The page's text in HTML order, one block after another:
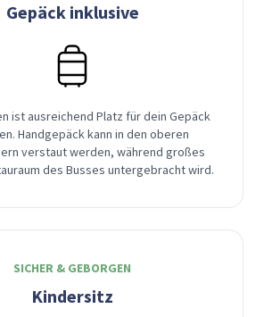
Gepäck inklusive
ist ausreichend Platz für dein Gepäck
Handgepäck kann in den oberen
verstaut werden, während großes
des Busses untergebracht wird.
SICHER & GEBORGEN
Kindersitz